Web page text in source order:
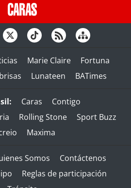
Marie Claire
Fortuna
Lunateen BATimes
Caras
Contigo
Rolling Stone
Sport Buzz
Maxima
Somos
Contáctenos
Reglas de participación